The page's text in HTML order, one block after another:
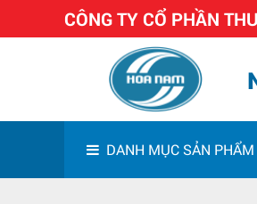
CÔNG TY CỔ PHẦN
DANH MỤC SẢN PHẨM